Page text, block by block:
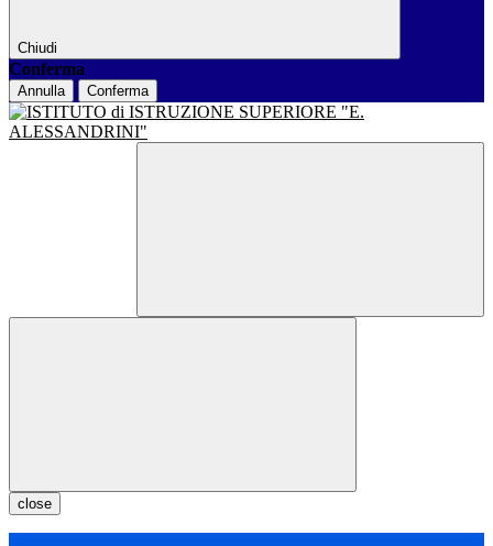
Chiudi
Conferma
Annulla Conferma
close